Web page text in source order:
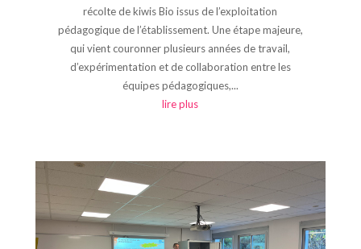
récolte de kiwis Bio issus de l’exploitation
pédagogique de l’établissement. Une étape majeure,
qui vient couronner plusieurs années de travail,
d’expérimentation et de collaboration entre les
équipes pédagogiques,...
lire plus